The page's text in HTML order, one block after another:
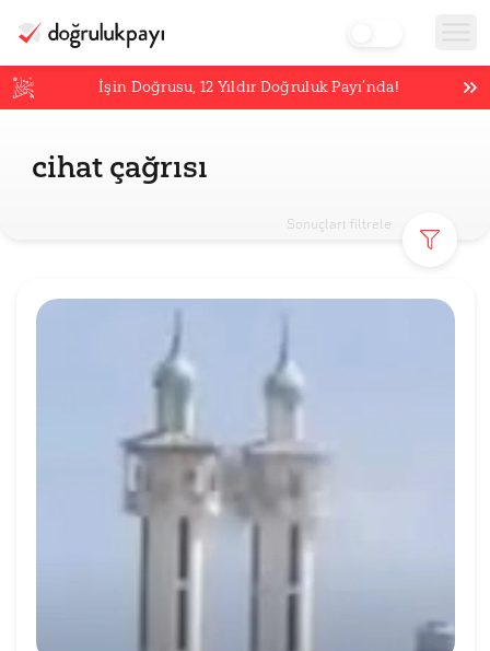
İşin Doğrusu,12 Yıldır Doğruluk Payı’nda!
cihat çağrısı
Sonuçları filtrele